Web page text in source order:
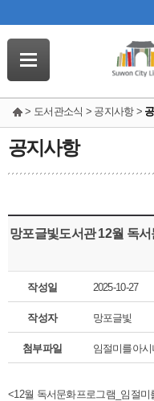
> 도서관소식 > 공지사항 >
공지사항
망포글빛도서관 12월 독
작성일 2025-10-27
작성자 망포글빛
첨부파일 임절미를아
<12월 독서문화프로그램_임절미